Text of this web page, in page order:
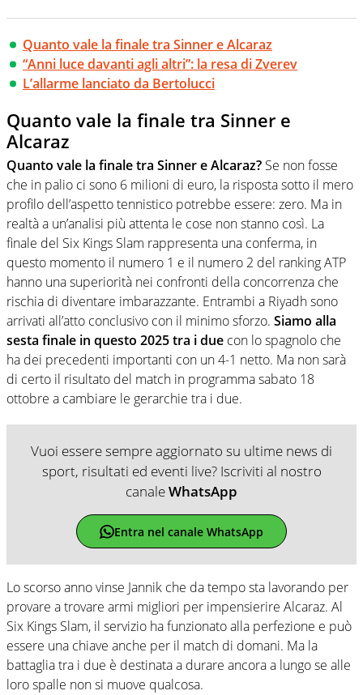
Quanto vale la finale tra Sinner e Alcaraz
“Anni luce davanti agli altri”: la resa di Zverev
L’allarme lanciato da Bertolucci
Quanto vale la finale tra Sinner e
Alcaraz
Quanto vale la finale tra Sinner e Alcaraz? Se non fosse
che in palio ci sono 6 milioni di euro, la risposta sotto il mero
profilo dell’aspetto tennistico potrebbe essere: zero. Ma in
realtà a un’analisi più attenta le cose non stanno così. La
finale del Six Kings Slam rappresenta una conferma, in
questo momento il numero 1 e il numero 2 del ranking ATP
hanno una superiorità nei confronti della concorrenza che
rischia di diventare imbarazzante. Entrambi a Riyadh sono
arrivati all’atto conclusivo con il minimo sforzo. Siamo alla
sesta finale in questo 2025 tra i due con lo spagnolo che
ha dei precedenti importanti con un 4-1 netto. Ma non sarà
di certo il risultato del match in programma sabato 18
ottobre a cambiare le gerarchie tra i due.
Vuoi essere sempre aggiornato su ultime news di
sport, risultati ed eventi live? Iscriviti al nostro
canaleWhatsApp
Entra nel canale WhatsApp
Lo scorso anno vinse Jannik che da tempo sta lavorando per
provare a trovare armi migliori per impensierire Alcaraz. Al
Six Kings Slam, il servizio ha funzionato alla perfezione e può
essere una chiave anche per il match di domani. Ma la
battaglia tra i due è destinata a durare ancora a lungo se alle
loro spalle non si muove qualcosa.